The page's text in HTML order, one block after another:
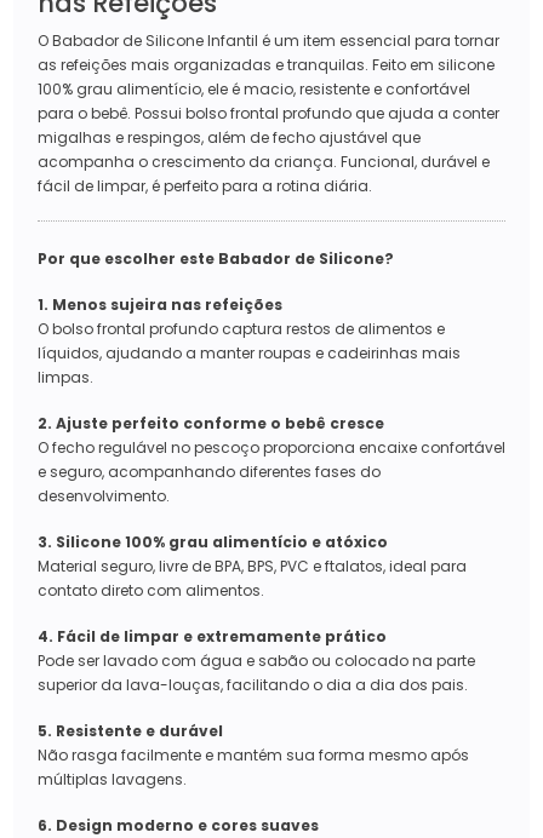
O Babador de Silicone Infantil é um item essencial para tornar
as refeições mais organizadas e tranquilas. Feito em silicone
100% grau alimentício, ele é macio, resistente e confortável
para o bebê. Possui bolso frontal profundo que ajuda a conter
migalhas e respingos, além de fecho ajustável que
acompanha o crescimento da criança. Funcional, durável e
fácil de limpar, é perfeito para a rotina diária.
Por que escolher este Babador de Silicone?
1. Menos sujeira nas refeições
O bolso frontal profundo captura restos de alimentos e
líquidos, ajudando a manter roupas e cadeirinhas mais
limpas.
2. Ajuste perfeito conforme o bebê cresce
O fecho regulável no pescoço proporciona encaixe confortável
e seguro, acompanhando diferentes fases do
desenvolvimento.
3. Silicone 100% grau alimentício e atóxico
Material seguro, livre de BPA, BPS, PVC e ftalatos, ideal para
contato direto com alimentos.
4. Fácil de limpar e extremamente prático
Pode ser lavado com água e sabão ou colocado na parte
superior da lava-louças, facilitando o dia a dia dos pais.
5. Resistente e durável
Não rasga facilmente e mantém sua forma mesmo após
múltiplas lavagens.
6. Design moderno e cores suaves